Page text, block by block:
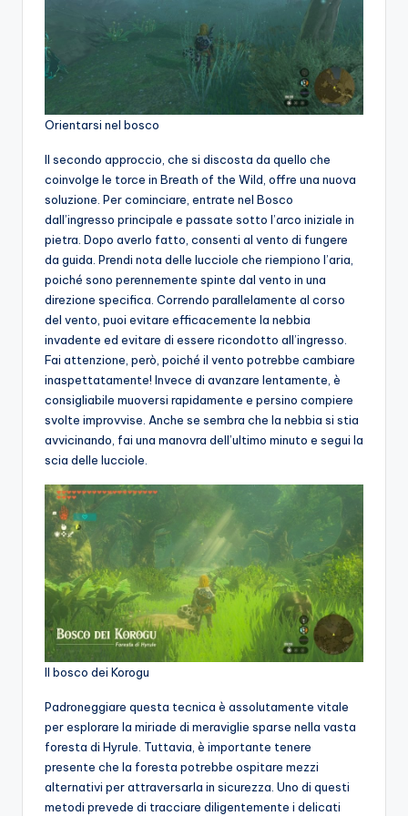
Orientarsi nel bosco
Il secondo approccio, che si discosta da quello che
coinvolge le torce in Breath of the Wild, offre una nuova
soluzione. Per cominciare, entrate nel Bosco
dall’ingresso principale e passate sotto l’arco iniziale in
pietra. Dopo averlo fatto, consenti al vento di fungere
da guida. Prendi nota delle lucciole che riempiono l’aria,
poiché sono perennemente spinte dal vento in una
direzione specifica. Correndo parallelamente al corso
del vento, puoi evitare efficacemente la nebbia
invadente ed evitare di essere ricondotto all’ingresso.
Fai attenzione, però, poiché il vento potrebbe cambiare
inaspettatamente! Invece di avanzare lentamente, è
consigliabile muoversi rapidamente e persino compiere
svolte improvvise. Anche se sembra che la nebbia si stia
avvicinando, fai una manovra dell’ultimo minuto e segui la
scia delle lucciole.
Il bosco dei Korogu
Padroneggiare questa tecnica è assolutamente vitale
per esplorare la miriade di meraviglie sparse nella vasta
foresta di Hyrule. Tuttavia, è importante tenere
presente che la foresta potrebbe ospitare mezzi
alternativi per attraversarla in sicurezza. Uno di questi
metodi prevede di tracciare diligentemente i delicati